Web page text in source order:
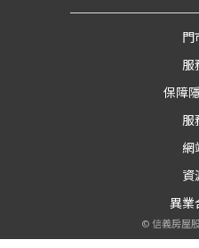
門
服
保障
服
網
資
異業
©信義房屋